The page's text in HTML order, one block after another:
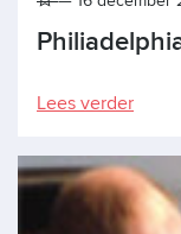
Lees verder